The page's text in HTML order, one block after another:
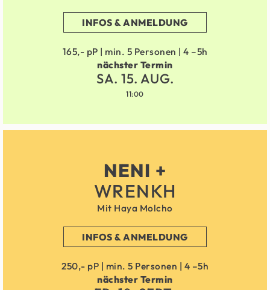
INFOS & ANMELDUNG
165,- pP | min. 5 Personen | 4 –5h
nächster Termin
SA. 15. AUG.
11:00
NENI +
WRENKH
Mit Haya Molcho
INFOS & ANMELDUNG
250,- pP | min. 5 Personen | 4 –5h
nächster Termin